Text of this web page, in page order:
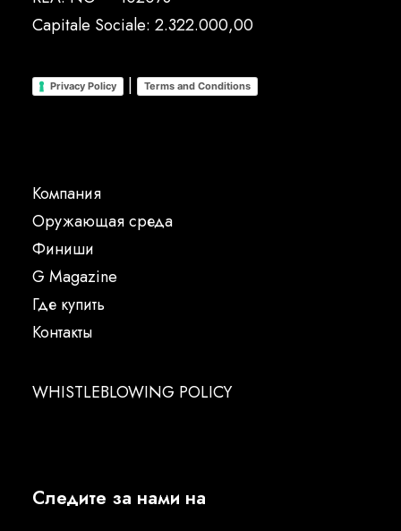
Capitale Sociale: 2.322.000,00
Privacy Policy | Terms and Conditions
Компания
Oружающая среда
Финиши
G Magazine
Где купить
Контакты
WHISTLEBLOWING POLICY
Следите за нами на